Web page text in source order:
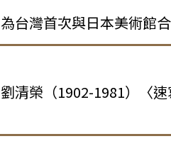
台灣首次與日本美術館
清榮（1902-1981）〈